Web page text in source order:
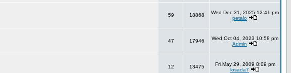
59 18868
Wed Dec 31, 2025 12:41 pm
petalo
47 17946
Wed Oct 04, 2023 10:58 pm
Admin
12 13475
Fri May 29, 2009 8:09 pm
losada7